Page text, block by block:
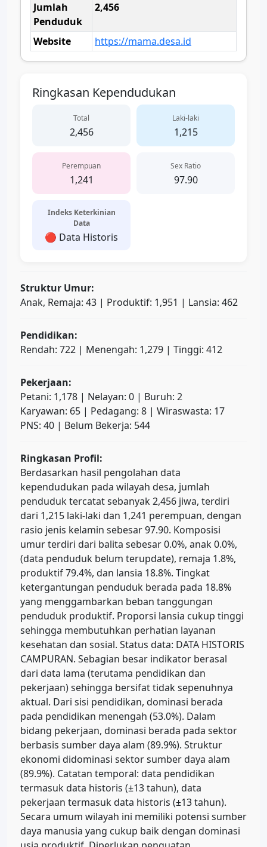
Jumlah
Penduduk
2,456
Website https://mama.desa.id
Ringkasan Kependudukan
Total
2,456
Laki-laki
1,215
Perempuan
1,241
Sex Ratio
97.90
Indeks Keterkinian
Data
🔴 Data Historis
Struktur Umur:
Anak, Remaja: 43 | Produktif: 1,951 | Lansia: 462
Pendidikan:
Rendah: 722 | Menengah: 1,279 | Tinggi: 412
Pekerjaan:
Petani: 1,178 | Nelayan: 0 | Buruh: 2
Karyawan: 65 | Pedagang: 8 | Wiraswasta: 17
PNS: 40 | Belum Bekerja: 544
Ringkasan Profil:
Berdasarkan hasil pengolahan data
kependudukan pada wilayah desa, jumlah
penduduk tercatat sebanyak 2,456 jiwa, terdiri
dari 1,215 laki-laki dan 1,241 perempuan, dengan
rasio jenis kelamin sebesar 97.90. Komposisi
umur terdiri dari balita sebesar 0.0%, anak 0.0%,
(data penduduk belum terupdate), remaja 1.8%,
produktif 79.4%, dan lansia 18.8%. Tingkat
ketergantungan penduduk berada pada 18.8%
yang menggambarkan beban tanggungan
penduduk produktif. Proporsi lansia cukup tinggi
sehingga membutuhkan perhatian layanan
kesehatan dan sosial. Status data: DATA HISTORIS
CAMPURAN. Sebagian besar indikator berasal
dari data lama (terutama pendidikan dan
pekerjaan) sehingga bersifat tidak sepenuhnya
aktual. Dari sisi pendidikan, dominasi berada
pada pendidikan menengah (53.0%). Dalam
bidang pekerjaan, dominasi berada pada sektor
berbasis sumber daya alam (89.9%). Struktur
ekonomi didominasi sektor sumber daya alam
(89.9%). Catatan temporal: data pendidikan
termasuk data historis (±13 tahun), data
pekerjaan termasuk data historis (±13 tahun).
Secara umum wilayah ini memiliki potensi sumber
daya manusia yang cukup baik dengan dominasi